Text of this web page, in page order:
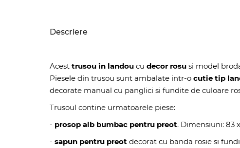
Descriere
Acest trusou in landou cu decor rosu si model
Piesele din trusou sunt ambalate intr-o cutie tip
decorate manual cu panglici si fundite de culoare
Trusoul contine urmatoarele piese:
- prosop alb bumbac pentru preot. Dimensiuni: 83
- sapun pentru preot decorat cu banda rosie si